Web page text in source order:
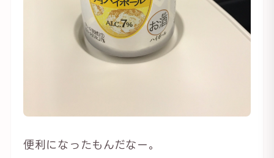
便利になったもんだなー。